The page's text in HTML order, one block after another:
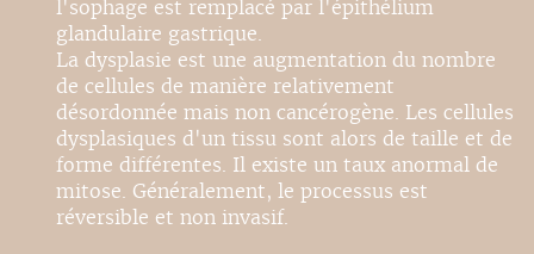
l'sophage est remplacé par l'épithélium
glandulaire gastrique.
La dysplasie est une augmentation du nombre
de cellules de manière relativement
désordonnée mais non cancérogène. Les cellules
dysplasiques d'un tissu sont alors de taille et de
forme différentes. Il existe un taux anormal de
mitose. Généralement, le processus est
réversible et non invasif.